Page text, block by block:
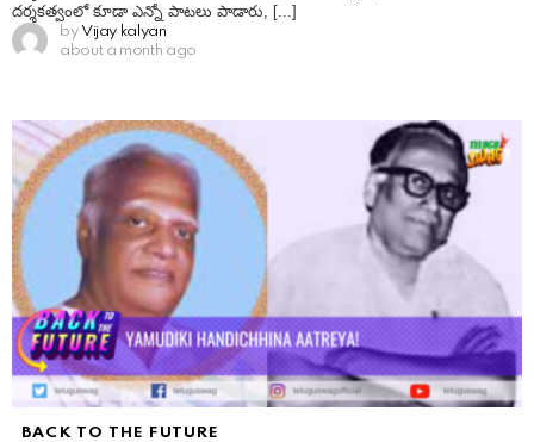
దర్శకత్వంలో కూడా ఎన్నో పాటలు పాడారు, [...]
by Vijay kalyan
about a month ago
BACK TO THE FUTURE